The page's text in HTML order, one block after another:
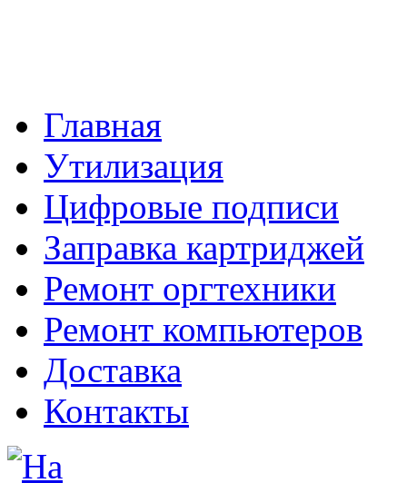
Главная
Утилизация
Цифровые подписи
Заправка картриджей
Ремонт оргтехники
Ремонт компьютеров
Доставка
Контакты